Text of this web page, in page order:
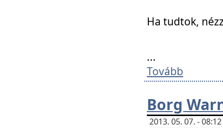
Ha tudtok,
...
Tovább
Borg
2013. 05. 07. -